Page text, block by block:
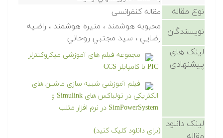
نوع مقاله مقاله کنفرانسی
نویسندگان
محبوبه هوشمند ، منيره هوشمند ، راضيه
رضايي ، سيد مجتبي روحاني
لینک های
پیشنهادی
مجموعه فیلم های آموزشی میکروکنترلر
PIC با کامپایلر CCS
فیلم آموزشی شبیه سازی ماشین های
الکتریکی در تولباکس های Simulink و
SimPowerSystem در نرم افزار متلب
لینک دانلود
(برای دانلود کلیک کنید)